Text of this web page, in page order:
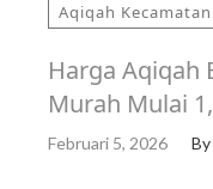
Aqiqah Kecamatan
Harga Aqiqah
Murah Mulai
Februari 5, 2026 By